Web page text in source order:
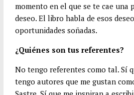
momento en el que se te cae una
deseo. El libro habla de esos
oportunidades soñadas.
¿Quiénes son tus referentes?
No tengo referentes como tal. Sí
tengo autores que me gustan